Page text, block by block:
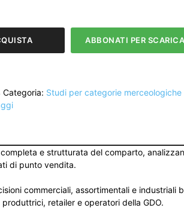
ABBONATI PER
Categoria: Studi per categorie merceologiche
e strutturata del comparto,
di punto vendita.
commerciali, assortimentali e
retailer e operatori della GDO.